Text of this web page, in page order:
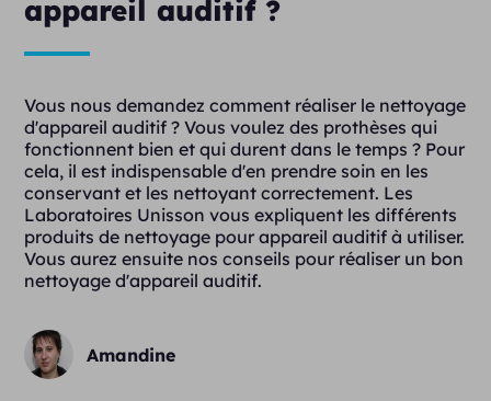
appareil auditif ?
Vous nous demandez comment réaliser le nettoyage
d'appareil auditif ? Vous voulez des prothèses qui
fonctionnent bien et qui durent dans le temps ? Pour
cela, il est indispensable d'en prendre soin en les
conservant et les nettoyant correctement. Les
Laboratoires Unisson vous expliquent les différents
produits de nettoyage pour appareil auditif à utiliser.
Vous aurez ensuite nos conseils pour réaliser un bon
nettoyage d'appareil auditif.
Amandine